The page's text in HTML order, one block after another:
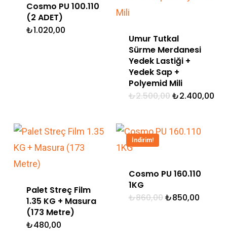
Cosmo PU 100.110
(2 ADET)
₺1.020,00
Umur Tutkal
Sürme Merdanesi
Yedek Lastiği +
Yedek Sap +
Polyemid Mili
₺2.500,00Orijinal
₺2.400,00Şu
Palet Streç Film
1.35 KG + Masura
(173 Metre)
₺480,00
İndirim!
Cosmo PU 160.110
1KG
₺860,00Orijinal
₺850,00Şu